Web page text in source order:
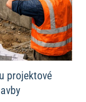
projektové